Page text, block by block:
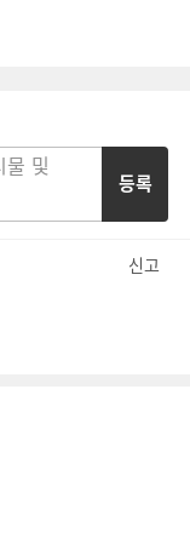
등록
신고